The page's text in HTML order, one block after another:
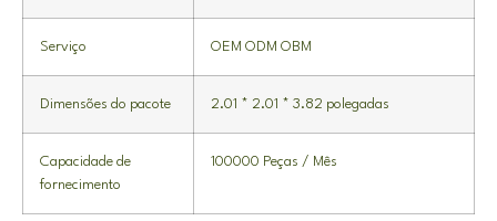
Serviço OEM ODM OBM
Dimensões do pacote 2.01 * 2.01 * 3.82 polegadas
Capacidade de
fornecimento
100000 Peças / Mês